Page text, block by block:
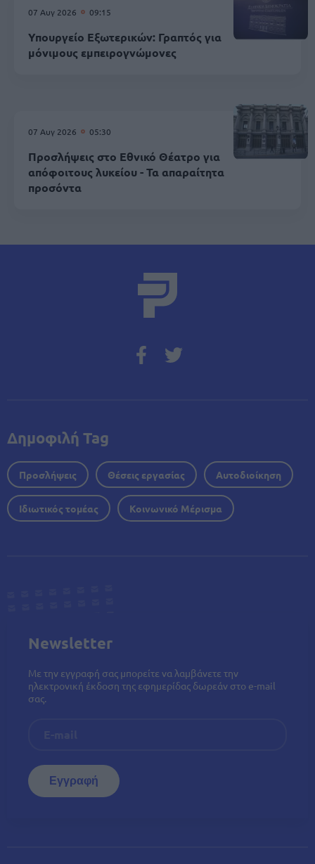
07 Αυγ 2026 09:15
Υπουργείο Εξωτερικών: Γραπτός για
μόνιμους εμπειρογνώμονες
07 Αυγ 2026 05:30
Προσλήψεις στο Εθνικό Θέατρο για
απόφοιτους λυκείου - Τα απαραίτητα
προσόντα
Δημοφιλή Tag
Προσλήψεις Θέσεις εργασίας Αυτοδιοίκηση
Ιδιωτικός τομέας Κοινωνικό Μέρισμα
Newsletter
Με την εγγραφή σας μπορείτε να λαμβάνετε την
ηλεκτρονική έκδοση της εφημερίδας δωρεάν στο e-mail
σας.